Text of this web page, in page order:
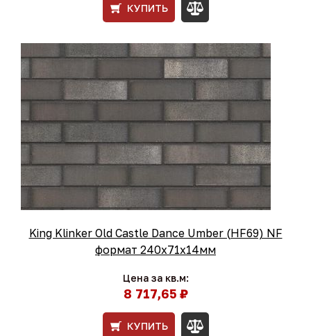
КУПИТЬ
King Klinker Old Castle Dance Umber (HF69) NF
формат 240x71x14мм
Цена за кв.м:
8 717,65 ₽
КУПИТЬ